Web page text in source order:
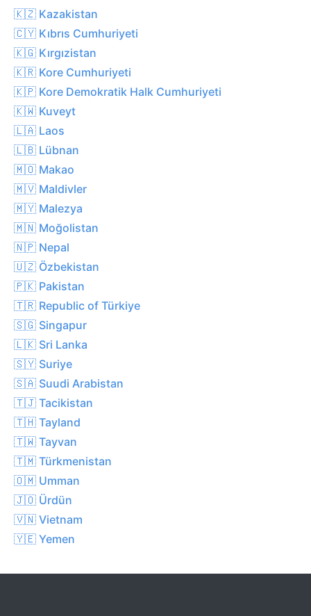
🇰🇿 Kazakistan
🇨🇾 Kıbrıs Cumhuriyeti
🇰🇬 Kırgızistan
🇰🇷 Kore Cumhuriyeti
🇰🇵 Kore Demokratik Halk Cumhuriyeti
🇰🇼 Kuveyt
🇱🇦 Laos
🇱🇧 Lübnan
🇲🇴 Makao
🇲🇻 Maldivler
🇲🇾 Malezya
🇲🇳 Moğolistan
🇳🇵 Nepal
🇺🇿 Özbekistan
🇵🇰 Pakistan
🇹🇷 Republic of Türkiye
🇸🇬 Singapur
🇱🇰 Sri Lanka
🇸🇾 Suriye
🇸🇦 Suudi Arabistan
🇹🇯 Tacikistan
🇹🇭 Tayland
🇹🇼 Tayvan
🇹🇲 Türkmenistan
🇴🇲 Umman
🇯🇴 Ürdün
🇻🇳 Vietnam
🇾🇪 Yemen